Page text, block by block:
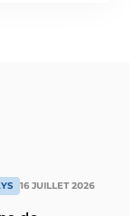
16 JUILLET 2026